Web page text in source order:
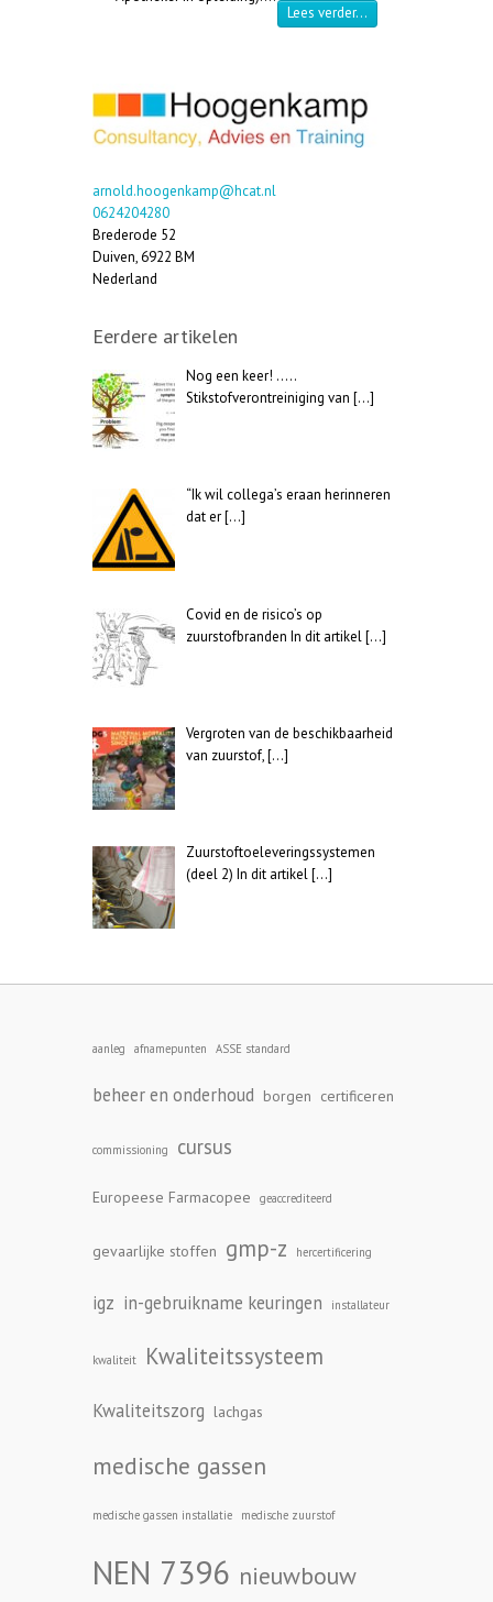
Lees verder…
arnold.hoogenkamp@hcat.nl
0624204280
Brederode 52
Duiven,6922 BM
Nederland
Eerdere artikelen
Nog een keer! …..
Stikstofverontreiniging van […]
“Ik wil collega’s eraan herinneren
dat er […]
Covid en de risico’s op
zuurstofbranden In dit artikel[…]
Vergroten van de beschikbaarheid
van zuurstof,[…]
Zuurstoftoeleveringssystemen
(deel 2) In dit artikel[…]
aanleg afnamepunten ASSE standard
beheer en onderhoud borgen certificeren
commissioning cursus
Europeese Farmacopee geaccrediteerd
gevaarlijke stoffen gmp-z hercertificering
igz in-gebruikname keuringen installateur
kwaliteit Kwaliteitssysteem
Kwaliteitszorg lachgas
medische gassen
medische gassen installatie medische zuurstof
NEN 7396 nieuwbouw